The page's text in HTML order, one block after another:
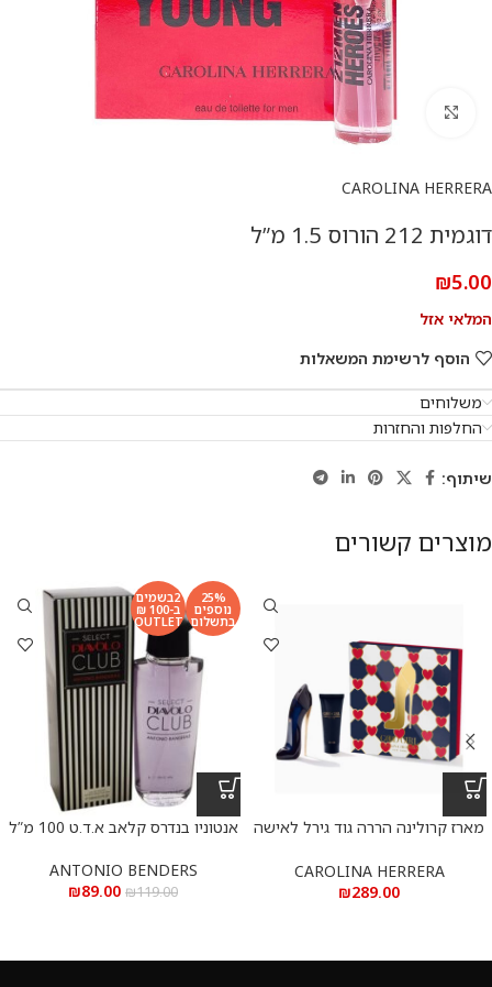
להגדלת התמונה
CAROLINA HERRERA
דוגמית 212 הורוס 1.5 מ”ל
₪5.00
המלאי אזל
הוסף לרשימת המשאלות
משלוחים
החלפות והחזרות
שיתוף:
מוצרים קשורים
מארז קרולינה הררה גוד גירל לאישה
CAROLINA HERRERA
₪289.00
25%
נוספים
בתשלום
2בשמים
ב-100 ₪
OUTLET
אנטוניו בנדרס קלאב א.ד.ט 100 מ”ל
ANTONIO BENDERS
₪119.00
₪89.00